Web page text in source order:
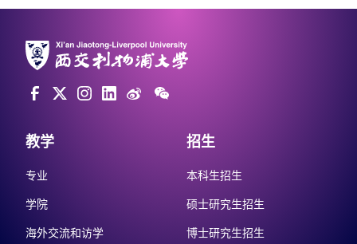
教学
专业
学院
海外交流和访学
招生
本科生招生
硕士研究生招生
博士研究生招生